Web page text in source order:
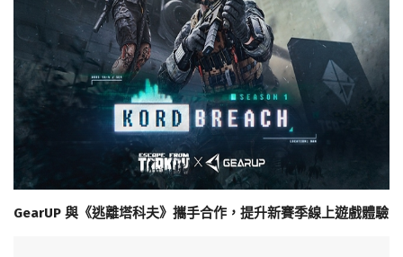
GearUP 與《逃離塔科夫》攜手合作，提升新賽季線上遊戲體驗